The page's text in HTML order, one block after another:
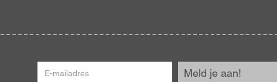
mailadres
Meld je aan!